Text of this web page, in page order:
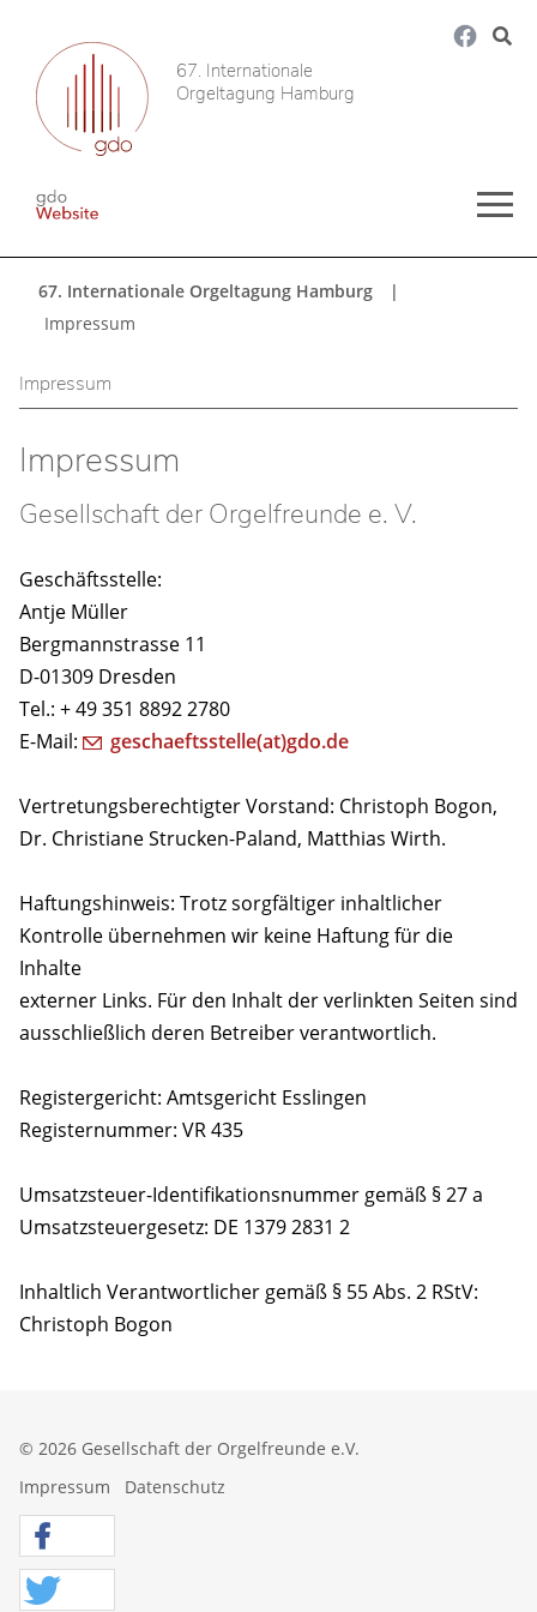
67. Internationale
Orgeltagung Hamburg
67. Internationale Orgeltagung Hamburg
Impressum
Impressum
Impressum
Gesellschaft der Orgelfreunde e. V.
Geschäftsstelle:
Antje Müller
Bergmannstrasse 11
D-01309 Dresden
Tel.: + 49 351 8892 2780
E-Mail:
geschaeftsstelle(at)gdo.de
Vertretungsberechtigter Vorstand: Christoph Bogon,
Dr. Christiane Strucken-Paland, Matthias Wirth.
Haftungshinweis: Trotz sorgfältiger inhaltlicher
Kontrolle übernehmen wir keine Haftung für die
Inhalte
externer Links. Für den Inhalt der verlinkten Seiten sind
ausschließlich deren Betreiber verantwortlich.
Registergericht: Amtsgericht Esslingen
Registernummer: VR 435
Umsatzsteuer-Identifikationsnummer gemäß § 27 a
Umsatzsteuergesetz: DE 1379 2831 2
Inhaltlich Verantwortlicher gemäß § 55 Abs. 2 RStV:
Christoph Bogon
© 2026 Gesellschaft der Orgelfreunde e.V.
Impressum
Datenschutz